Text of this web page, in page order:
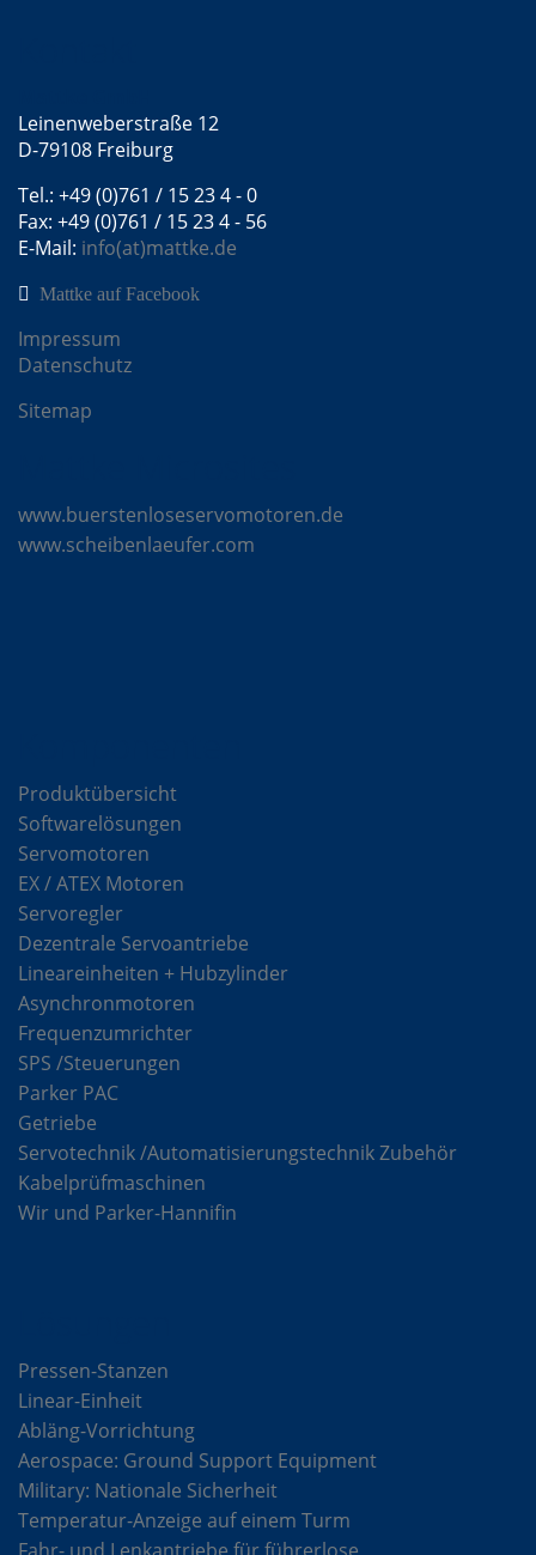
Leinenweberstraße 12
D-79108 Freiburg
Tel.: +49 (0)761 / 15 23 4 - 0
Fax: +49 (0)761 / 15 23 4 - 56
E-Mail: info(at)mattke.de
Mattke auf Facebook
Impressum
Datenschutz
Sitemap
www.buerstenloseservomotoren.de
www.scheibenlaeufer.com
Produktübersicht
Softwarelösungen
Servomotoren
EX / ATEX Motoren
Servoregler
Dezentrale Servoantriebe
Lineareinheiten + Hubzylinder
Asynchronmotoren
Frequenzumrichter
SPS /Steuerungen
Parker PAC
Getriebe
Servotechnik /Automatisierungstechnik Zubehör
Kabelprüfmaschinen
Wir und Parker-Hannifin
Pressen-Stanzen
Linear-Einheit
Abläng-Vorrichtung
Aerospace: Ground Support Equipment
Military: Nationale Sicherheit
Temperatur-Anzeige auf einem Turm